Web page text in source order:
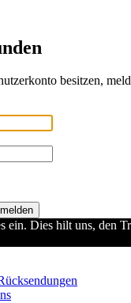
besitzen,
ein. Dies hilt uns, den